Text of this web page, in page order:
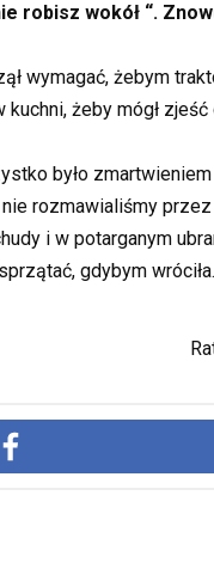
robisz wokół “.
wymagać, żebym
żeby mógł zjeść
było
rozmawialiśmy
i w potarganym
gdybym wróciła.